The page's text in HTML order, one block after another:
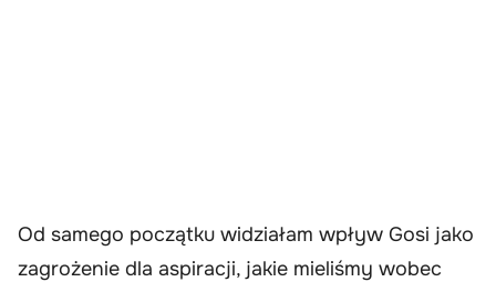
Od samego początku widziałam wpływ Gosi jako
zagrożenie dla aspiracji, jakie mieliśmy wobec